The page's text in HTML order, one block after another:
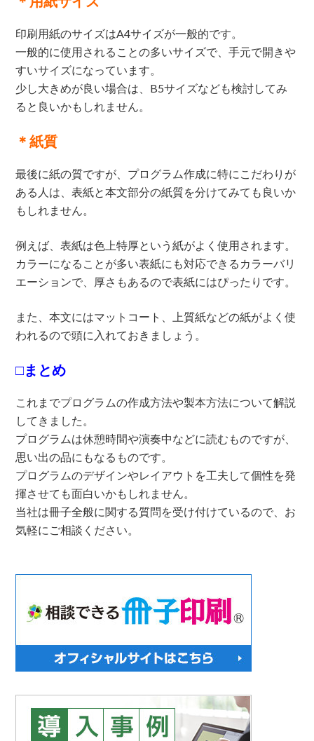
印刷用紙のサイズはA4サイズが一般的です。
一般的に使用されることの多いサイズで、手元で開きや
すいサイズになっています。
少し大きめが良い場合は、B5サイズなども検討してみ
ると良いかもしれません。
＊紙質
最後に紙の質ですが、プログラム作成に特にこだわりが
ある人は、表紙と本文部分の紙質を分けてみても良いか
もしれません。
例えば、表紙は色上特厚という紙がよく使用されます。
カラーになることが多い表紙にも対応できるカラーバリ
エーションで、厚さもあるので表紙にはぴったりです。
また、本文にはマットコート、上質紙などの紙がよく使
われるので頭に入れておきましょう。
□まとめ
これまでプログラムの作成方法や製本方法について解説
してきました。
プログラムは休憩時間や演奏中などに読むものですが、
思い出の品にもなるものです。
プログラムのデザインやレイアウトを工夫して個性を発
揮させても面白いかもしれません。
当社は冊子全般に関する質問を受け付けているので、お
気軽にご相談ください。